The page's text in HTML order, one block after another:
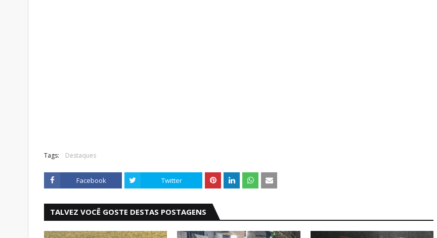
Tags: Destaques
Facebook Twitter
TALVEZ VOCÊ GOSTE DESTAS POSTAGENS